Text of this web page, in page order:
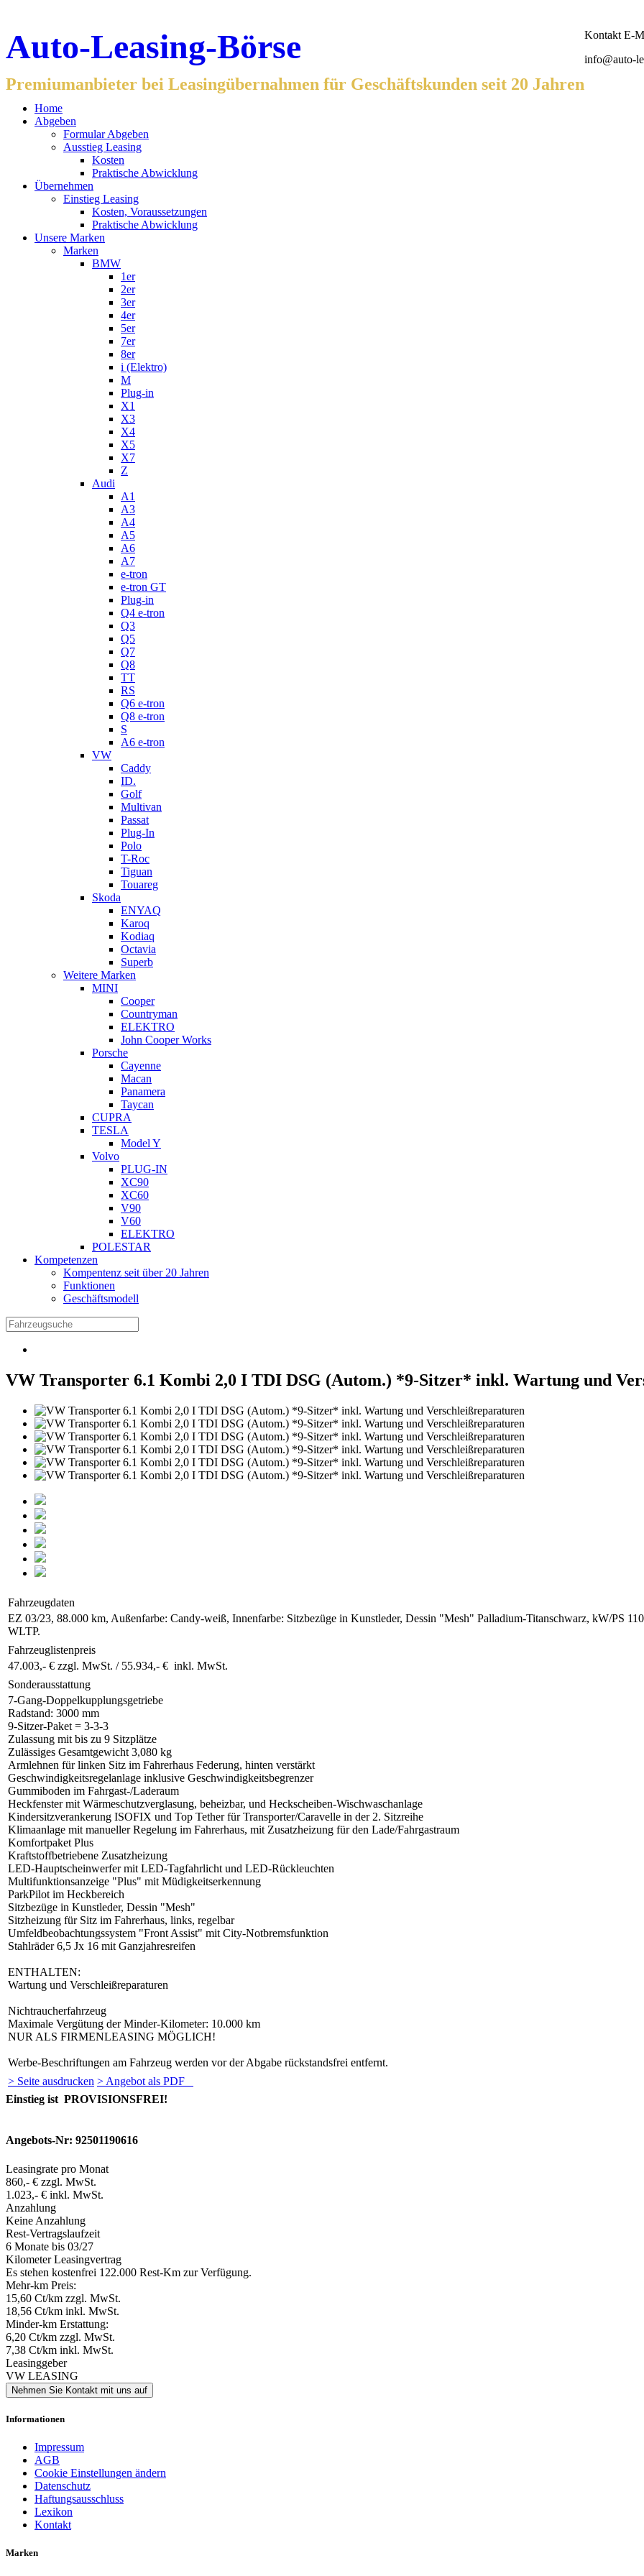
Auto-Leasing-Börse
Premiumanbieter bei Leasingübernahmen für Geschäftskunden seit 20 Jahren
Kontakt E-
info@auto-
Home
Abgeben
Formular Abgeben
Ausstieg Leasing
Kosten
Praktische Abwicklung
Übernehmen
Einstieg Leasing
Kosten, Voraussetzungen
Praktische Abwicklung
Unsere Marken
Marken
BMW
1er
2er
3er
4er
5er
7er
8er
i (Elektro)
M
Plug-in
X1
X3
X4
X5
X7
Z
Audi
A1
A3
A4
A5
A6
A7
e-tron
e-tron GT
Plug-in
Q4 e-tron
Q3
Q5
Q7
Q8
TT
RS
Q6 e-tron
Q8 e-tron
S
A6 e-tron
VW
Caddy
ID.
Golf
Multivan
Passat
Plug-In
Polo
T-Roc
Tiguan
Touareg
Skoda
ENYAQ
Karoq
Kodiaq
Octavia
Superb
Weitere Marken
MINI
Cooper
Countryman
ELEKTRO
John Cooper Works
Porsche
Cayenne
Macan
Panamera
Taycan
CUPRA
TESLA
Model Y
Volvo
PLUG-IN
XC90
XC60
V90
V60
ELEKTRO
POLESTAR
Kompetenzen
Kompentenz seit über 20 Jahren
Funktionen
Geschäftsmodell
VW Transporter 6.1 Kombi 2,0 I TDI DSG (Autom.) *9-Sitzer* inkl. Wartung und
Fahrzeugdaten
EZ 03/23, 88.000 km, Außenfarbe: Candy-weiß, Innenfarbe: Sitzbezüge in Kunstleder, Dessin "Mesh" Palladium-Titanschwarz, kW/PS
WLTP.
Fahrzeuglistenpreis
47.003,- € zzgl. MwSt. / 55.934,- € inkl. MwSt.
Sonderausstattung
7-Gang-Doppelkupplungsgetriebe
Radstand: 3000 mm
9-Sitzer-Paket = 3-3-3
Zulassung mit bis zu 9 Sitzplätze
Zulässiges Gesamtgewicht 3,080 kg
Armlehnen für linken Sitz im Fahrerhaus Federung, hinten verstärkt
Geschwindigkeitsregelanlage inklusive Geschwindigkeitsbegrenzer
Gummiboden im Fahrgast-/Laderaum
Heckfenster mit Wärmeschutzverglasung, beheizbar, und Heckscheiben-Wischwaschanlage
Kindersitzverankerung ISOFIX und Top Tether für Transporter/Caravelle in der 2. Sitzreihe
Klimaanlage mit manueller Regelung im Fahrerhaus, mit Zusatzheizung für den Lade/Fahrgastraum
Komfortpaket Plus
Kraftstoffbetriebene Zusatzheizung
LED-Hauptscheinwerfer mit LED-Tagfahrlicht und LED-Rückleuchten
Multifunktionsanzeige "Plus" mit Müdigkeitserkennung
ParkPilot im Heckbereich
Sitzbezüge in Kunstleder, Dessin "Mesh"
Sitzheizung für Sitz im Fahrerhaus, links, regelbar
Umfeldbeobachtungssystem "Front Assist" mit City-Notbremsfunktion
Stahlräder 6,5 Jx 16 mit Ganzjahresreifen
ENTHALTEN:
Wartung und Verschleißreparaturen
Nichtraucherfahrzeug
Maximale Vergütung der Minder-Kilometer: 10.000 km
NUR ALS FIRMENLEASING MÖGLICH!
Werbe-Beschriftungen am Fahrzeug werden vor der Abgabe rückstandsfrei entfernt.
> Seite ausdrucken > Angebot als PDF
Einstieg ist PROVISIONSFREI!
Angebots-Nr: 92501190616
Leasingrate pro Monat
860,- € zzgl. MwSt.
1.023,- € inkl. MwSt.
Anzahlung
Keine Anzahlung
Rest-Vertragslaufzeit
6 Monate bis 03/27
Kilometer Leasingvertrag
Es stehen kostenfrei 122.000 Rest-Km zur Verfügung.
Mehr-km Preis:
15,60 Ct/km zzgl. MwSt.
18,56 Ct/km inkl. MwSt.
Minder-km Erstattung:
6,20 Ct/km zzgl. MwSt.
7,38 Ct/km inkl. MwSt.
Leasinggeber
VW LEASING
Nehmen Sie Kontakt mit uns auf
Informationen
Impressum
AGB
Cookie Einstellungen ändern
Datenschutz
Haftungsausschluss
Lexikon
Kontakt
Marken